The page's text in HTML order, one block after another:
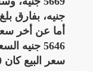
5646
سعر البيع كان 0 جنيه مما شهد ثباتا في السعر.